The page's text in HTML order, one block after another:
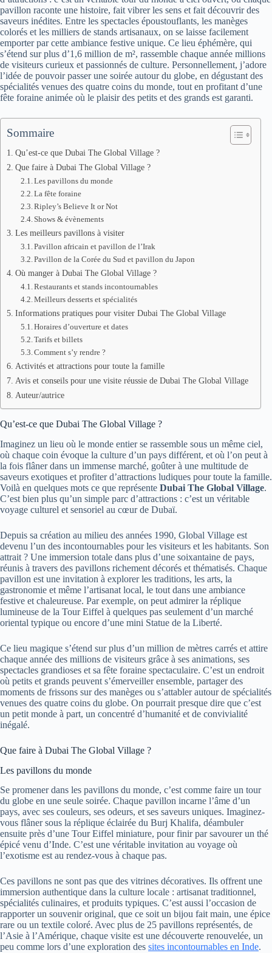
pavillon raconte une histoire, fait vibrer les sens et fait découvrir des
saveurs inédites. Entre les spectacles époustouflants, les manèges
colorés et les milliers de stands artisanaux, on se laisse facilement
emporter par cette ambiance festive unique. Ce lieu éphémère, qui
s’étend sur plus d’1,6 million de m², rassemble chaque année millions
de visiteurs curieux et passionnés de culture. Personnellement, j’adore
l’idée de pouvoir passer une soirée autour du globe, en dégustant des
spécialités venues des quatre coins du monde, tout en profitant d’une
fête foraine animée où le plaisir des petits et des grands est garanti.
Sommaire
Qu’est-ce que Dubai The Global Village ?
Que faire à Dubai The Global Village ?
Les pavillons du monde
La fête foraine
Ripley’s Believe It or Not
Shows & évènements
Les meilleurs pavillons à visiter
Pavillon africain et pavillon de l’Irak
Pavillon de la Corée du Sud et pavillon du Japon
Où manger à Dubai The Global Village ?
Restaurants et stands incontournables
Meilleurs desserts et spécialités
Informations pratiques pour visiter Dubai The Global Village
Horaires d’ouverture et dates
Tarifs et billets
Comment s’y rendre ?
Activités et attractions pour toute la famille
Avis et conseils pour une visite réussie de Dubai The Global Village
Auteur/autrice
Qu’est-ce que Dubai The Global Village ?
Imaginez un lieu où le monde entier se rassemble sous un même ciel,
où chaque coin évoque la culture d’un pays différent, et où l’on peut à
la fois flâner dans un immense marché, goûter à une multitude de
saveurs exotiques et profiter d’attractions ludiques pour toute la famille.
Voilà en quelques mots ce que représente Dubai The Global Village.
C’est bien plus qu’un simple parc d’attractions : c’est un véritable
voyage culturel et sensoriel au cœur de Dubaï.
Depuis sa création au milieu des années 1990, Global Village est
devenu l’un des incontournables pour les visiteurs et les habitants. Son
attrait ? Une immersion totale dans plus d’une soixantaine de pays,
réunis à travers des pavillons richement décorés et thématisés. Chaque
pavillon est une invitation à explorer les traditions, les arts, la
gastronomie et même l’artisanat local, le tout dans une ambiance
festive et chaleureuse. Par exemple, on peut admirer la réplique
lumineuse de la Tour Eiffel à quelques pas seulement d’un marché
oriental typique ou encore d’une mini Statue de la Liberté.
Ce lieu magique s’étend sur plus d’un million de mètres carrés et attire
chaque année des millions de visiteurs grâce à ses animations, ses
spectacles grandioses et sa fête foraine spectaculaire. C’est un endroit
où petits et grands peuvent s’émerveiller ensemble, partager des
moments de frissons sur des manèges ou s’attabler autour de spécialités
venues des quatre coins du globe. On pourrait presque dire que c’est
un petit monde à part, un concentré d’humanité et de convivialité
inégalé.
Que faire à Dubai The Global Village ?
Les pavillons du monde
Se promener dans les pavillons du monde, c’est comme faire un tour
du globe en une seule soirée. Chaque pavillon incarne l’âme d’un
pays, avec ses couleurs, ses odeurs, et ses saveurs uniques. Imaginez-
vous flâner sous la réplique éclairée du Burj Khalifa, déambuler
ensuite près d’une Tour Eiffel miniature, pour finir par savourer un thé
épicé venu d’Inde. C’est une véritable invitation au voyage où
l’exotisme est au rendez-vous à chaque pas.
Ces pavillons ne sont pas que des vitrines décoratives. Ils offrent une
immersion authentique dans la culture locale : artisanat traditionnel,
spécialités culinaires, et produits typiques. C’est aussi l’occasion de
rapporter un souvenir original, que ce soit un bijou fait main, une épice
rare ou un textile coloré. Avec plus de 25 pavillons représentés, de
l’Asie à l’Amérique, chaque visite est une découverte renouvelée, un
peu comme lors d’une exploration des sites incontournables en Inde.